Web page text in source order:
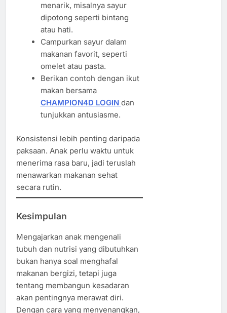
menarik, misalnya sayur
dipotong seperti bintang
atau hati.
Campurkan sayur dalam
makanan favorit, seperti
omelet atau pasta.
Berikan contoh dengan ikut
makan bersama
CHAMPION4D LOGIN dan
tunjukkan antusiasme.
Konsistensi lebih penting daripada
paksaan. Anak perlu waktu untuk
menerima rasa baru, jadi teruslah
menawarkan makanan sehat
secara rutin.
Kesimpulan
Mengajarkan anak mengenali
tubuh dan nutrisi yang dibutuhkan
bukan hanya soal menghafal
makanan bergizi, tetapi juga
tentang membangun kesadaran
akan pentingnya merawat diri.
Dengan cara yang menyenangkan,